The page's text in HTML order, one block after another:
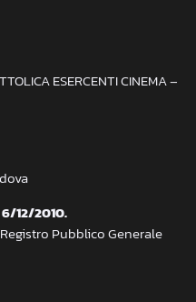
ESERCENTI CINEMA –
12/2010.
Pubblico Generale